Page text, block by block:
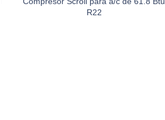
R22